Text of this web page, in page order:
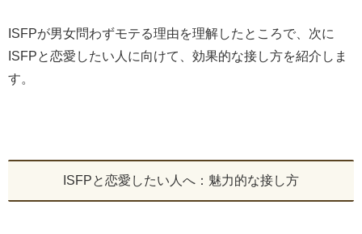
ISFPが男女問わずモテる理由を理解したところで、次に
ISFPと恋愛したい人に向けて、効果的な接し方を紹介しま
す。
ISFPと恋愛したい人へ：魅力的な接し方